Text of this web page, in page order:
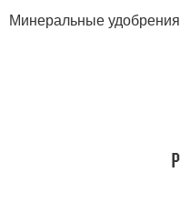
Минеральные удобрения